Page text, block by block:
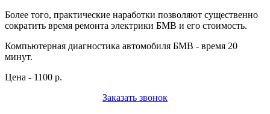
Более того, практические наработки позволяют существенно
сократить время ремонта электрики БМВ и его стоимость.
Компьютерная диагностика автомобиля БМВ - время 20
минут.
Цена - 1100 р.
Заказать звонок